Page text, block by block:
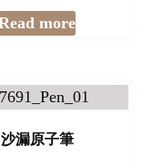
more
沙漏原子筆